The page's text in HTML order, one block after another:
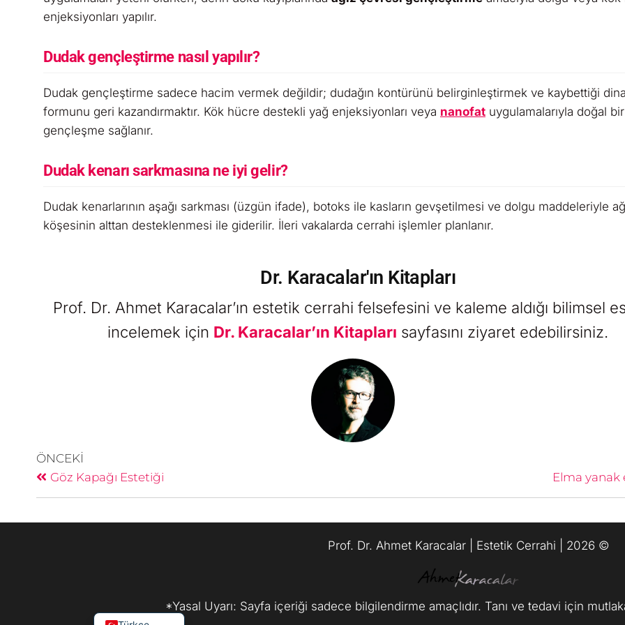
enjeksiyonları yapılır.
Dudak gençleştirme nasıl yapılır?
Dudak gençleştirme sadece hacim vermek değildir; dudağın kontürünü belirginleştirmek ve kaybettiği
formunu geri kazandırmaktır. Kök hücre destekli yağ enjeksiyonları veya nanofat uygulamalarıyla doğal bir
gençleşme sağlanır.
Dudak kenarı sarkmasına ne iyi gelir?
Dudak kenarlarının aşağı sarkması (üzgün ifade), botoks ile kasların gevşetilmesi ve dolgu maddeleriyle
köşesinin alttan desteklenmesi ile giderilir. İleri vakalarda cerrahi işlemler planlanır.
Dr. Karacalar'ın Kitapları
Prof. Dr. Ahmet Karacalar’ın estetik cerrahi felsefesini ve kaleme aldığı bilimsel
incelemek için Dr. Karacalar’ın Kitapları sayfasını ziyaret edebilirsiniz.
ÖNCEKI
Göz Kapağı Estetiği
Elma yanak
Prof. Dr. Ahmet Karacalar | Estetik Cerrahi | 2026 ©️
*Yasal Uyarı: Sayfa içeriği sadece bilgilendirme amaçlıdır. Tanı ve tedavi için
English (UK)